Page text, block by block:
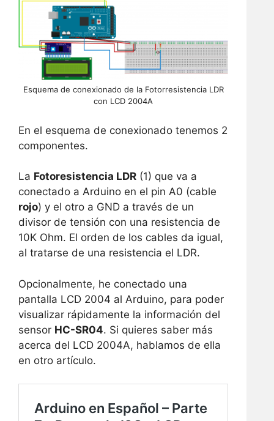
Esquema de conexionado de la Fotorresistencia LDR
con LCD 2004A
En el esquema de conexionado tenemos 2
componentes.
La Fotoresistencia LDR (1) que va a
conectado a Arduino en el pin A0 (cable
rojo) y el otro a GND a través de un
divisor de tensión con una resistencia de
10K Ohm. El orden de los cables da igual,
al tratarse de una resistencia el LDR.
Opcionalmente, he conectado una
pantalla LCD 2004 al Arduino, para poder
visualizar rápidamente la información del
sensor HC-SR04. Si quieres saber más
acerca del LCD 2004A, hablamos de ella
en otro artículo.